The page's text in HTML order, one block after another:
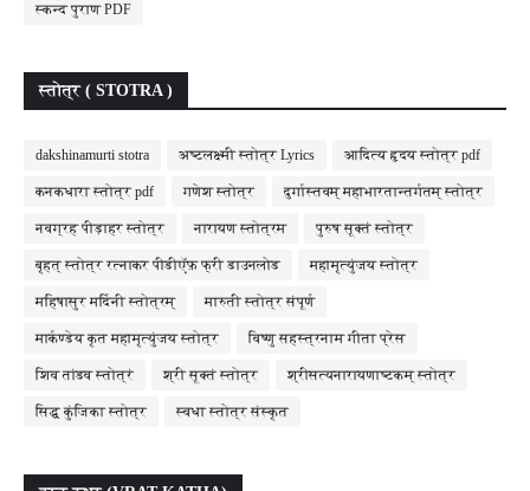
स्कन्द पुराण PDF
स्तोत्र ( STOTRA )
dakshinamurti stotra अष्टलक्ष्मी स्तोत्र Lyrics आदित्य हृदय स्तोत्र pdf
कनकधारा स्तोत्र pdf गणेश स्तोत्र दुर्गास्तवम् महाभारतान्तर्गतम् स्तोत्र
नवग्रह पीड़ाहर स्तोत्र नारायण स्तोत्रम पुरुष सूक्तं स्तोत्र
बृहत् स्तोत्र रत्नाकर पीडीऍफ़ फ्री डाउनलोड महामृत्युंजय स्तोत्र
महिषासुर मर्दिनी स्तोत्रम् मारुती स्तोत्र संपूर्ण
मार्कण्डेय कृत महामृत्युंजय स्तोत्र विष्णु सहस्त्रनाम गीता प्रेस
शिव तांडव स्तोत्रं श्री सूक्तं स्तोत्र श्रीसत्यनारायणाष्टकम् स्तोत्र
सिद्ध कुंजिका स्तोत्र स्वधा स्तोत्र संस्कृत